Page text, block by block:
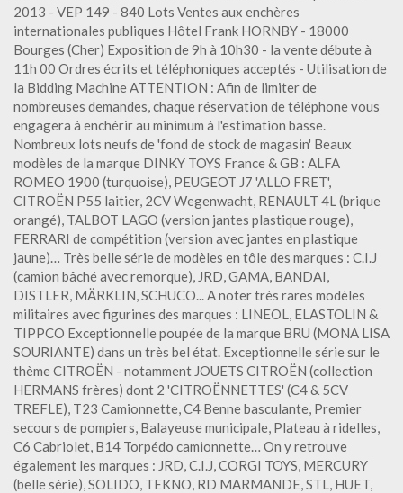
2013 - VEP 149 - 840 Lots Ventes aux enchères
internationales publiques Hôtel Frank HORNBY - 18000
Bourges (Cher) Exposition de 9h à 10h30 - la vente débute à
11h 00 Ordres écrits et téléphoniques acceptés - Utilisation de
la Bidding Machine ATTENTION : Afin de limiter de
nombreuses demandes, chaque réservation de téléphone vous
engagera à enchérir au minimum à l'estimation basse.
Nombreux lots neufs de 'fond de stock de magasin' Beaux
modèles de la marque DINKY TOYS France & GB : ALFA
ROMEO 1900 (turquoise), PEUGEOT J7 'ALLO FRET',
CITROËN P55 laitier, 2CV Wegenwacht, RENAULT 4L (brique
orangé), TALBOT LAGO (version jantes plastique rouge),
FERRARI de compétition (version avec jantes en plastique
jaune)… Très belle série de modèles en tôle des marques : C.I.J
(camion bâché avec remorque), JRD, GAMA, BANDAI,
DISTLER, MÄRKLIN, SCHUCO... A noter très rares modèles
militaires avec figurines des marques : LINEOL, ELASTOLIN &
TIPPCO Exceptionnelle poupée de la marque BRU (MONA LISA
SOURIANTE) dans un très bel état. Exceptionnelle série sur le
thème CITROËN - notamment JOUETS CITROËN (collection
HERMANS frères) dont 2 'CITROËNNETTES' (C4 & 5CV
TREFLE), T23 Camionnette, C4 Benne basculante, Premier
secours de pompiers, Balayeuse municipale, Plateau à ridelles,
C6 Cabriolet, B14 Torpédo camionnette… On y retrouve
également les marques : JRD, C.I.J, CORGI TOYS, MERCURY
(belle série), SOLIDO, TEKNO, RD MARMANDE, STL, HUET,